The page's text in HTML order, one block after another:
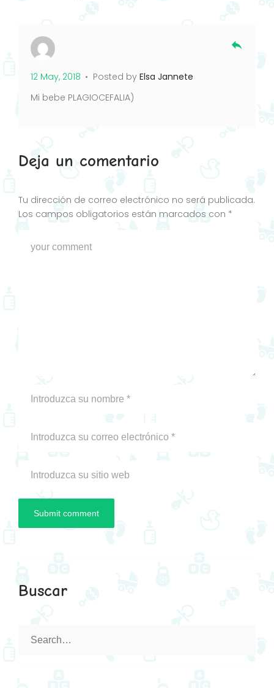
12 May, 2018 Posted by Elsa Jannete
Mi bebe PLAGIOCEFALIA)
reply
Deja un comentario
Tu dirección de correo electrónico no será publicada.
Los campos obligatorios están marcados con *
Buscar